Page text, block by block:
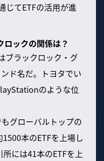
じてETFの活用が進
ロックの関係は？
ブラックロック・グ
ド名だ。トヨタでい
のような位
グローバルトップの
本のETFを上場し
には41本のETFを上